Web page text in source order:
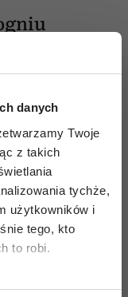
danych
Twoje
z takich
tychże,
użytkowników i
tego, kto
to robi.
również:
kontrolą,
że
spokojny
zmian.
znak